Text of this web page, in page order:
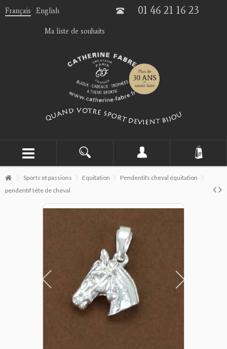
Français English 01 46 21 16 23
Ma liste de souhaits
Sports et passions Equitation
Pendentifs cheval équitation
pendentif tête de cheval